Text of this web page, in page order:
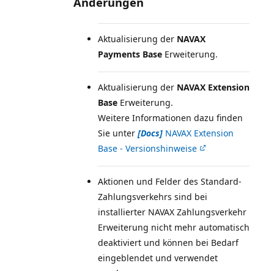
Aktualisierung der NAVAX
Payments Base Erweiterung.
Aktualisierung der NAVAX Extension
Base Erweiterung.
Weitere Informationen dazu finden
Sie unter [Docs] NAVAX Extension
Base - Versionshinweise
Aktionen und Felder des Standard-
Zahlungsverkehrs sind bei
installierter NAVAX Zahlungsverkehr
Erweiterung nicht mehr automatisch
deaktiviert und können bei Bedarf
eingeblendet und verwendet